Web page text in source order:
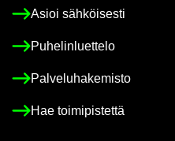
Asioi säh­köi­ses­ti
Pu­he­lin­luet­te­lo
Pal­ve­lu­ha­ke­mis­to
Hae toi­mi­pis­tet­tä